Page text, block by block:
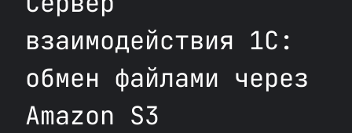
взаимодействия 1С:
обмен файлами через
Amazon S3